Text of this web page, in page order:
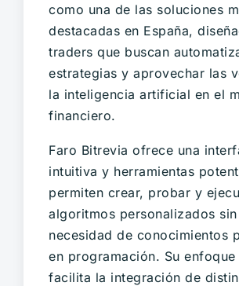
como una de las soluciones
destacadas en España,
traders que buscan
estrategias y aprovechar las
la inteligencia artificial en el
financiero.
Faro Bitrevia ofrece una
intuitiva y herramientas
permiten crear, probar y
algoritmos personalizados sin
necesidad de conocimientos
en programación. Su
facilita la integración de